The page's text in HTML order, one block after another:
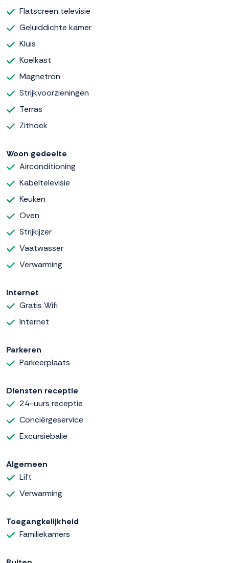
Flatscreen televisie
Geluiddichte kamer
Kluis
Koelkast
Magnetron
Strijkvoorzieningen
Terras
Zithoek
Woon gedeelte
Airconditioning
Kabeltelevisie
Keuken
Oven
Strijkijzer
Vaatwasser
Verwarming
Internet
Gratis Wifi
Internet
Parkeren
Parkeerplaats
Diensten receptie
24-uurs receptie
Conciërgeservice
Excursiebalie
Algemeen
Lift
Verwarming
Toegangkelijkheid
Familiekamers